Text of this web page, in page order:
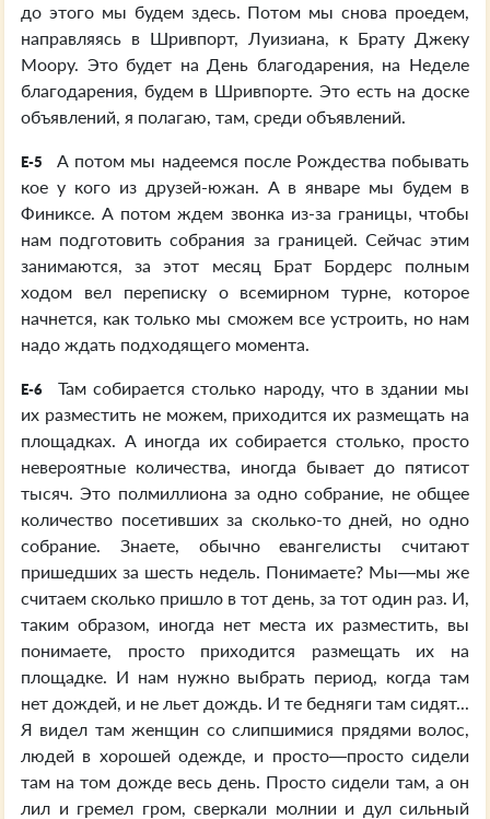
до этого мы будем здесь. Потом мы снова проедем,
направляясь в Шривпорт, Луизиана, к Брату Джеку
Моору. Это будет на День благодарения, на Неделе
благодарения, будем в Шривпорте. Это есть на доске
объявлений, я полагаю, там, среди объявлений.
E-5
А потом мы надеемся после Рождества побывать
кое у кого из друзей-южан. А в январе мы будем в
Финиксе. А потом ждем звонка из-за границы, чтобы
нам подготовить собрания за границей. Сейчас этим
занимаются, за этот месяц Брат Бордерс полным
ходом вел переписку о всемирном турне, которое
начнется, как только мы сможем все устроить, но нам
надо ждать подходящего момента.
E-6
Там собирается столько народу, что в здании мы
их разместить не можем, приходится их размещать на
площадках. А иногда их собирается столько, просто
невероятные количества, иногда бывает до пятисот
тысяч. Это полмиллиона за одно собрание, не общее
количество посетивших за сколько-то дней, но одно
собрание. Знаете, обычно евангелисты считают
пришедших за шесть недель. Понимаете? Мы—мы же
считаем сколько пришло в тот день, за тот один раз. И,
таким образом, иногда нет места их разместить, вы
понимаете, просто приходится размещать их на
площадке. И нам нужно выбрать период, когда там
нет дождей, и не льет дождь. И те бедняги там сидят...
Я видел там женщин со слипшимися прядями волос,
людей в хорошей одежде, и просто—просто сидели
там на том дожде весь день. Просто сидели там, а он
лил и гремел гром, сверкали молнии и дул сильный